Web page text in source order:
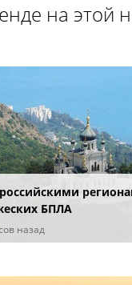
на этой
БПЛА
назад